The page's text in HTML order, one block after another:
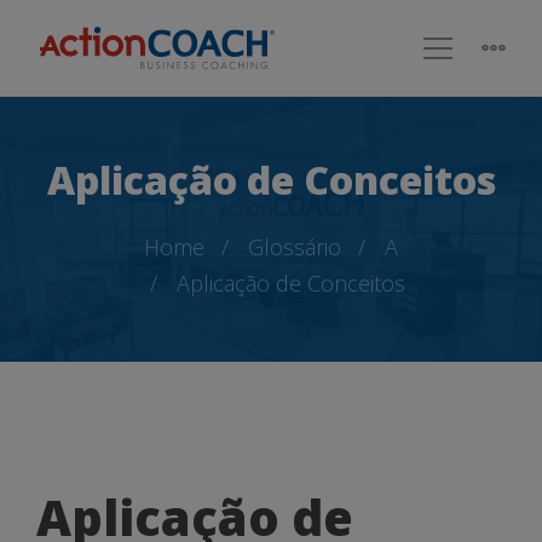
Aplicação de Conceitos
Home Glossário
A
Aplicação de Conceitos
Aplicação
Aplicação de